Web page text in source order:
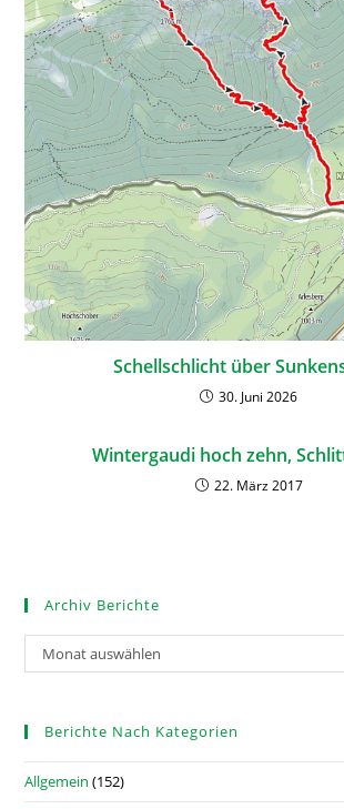
Schellschlicht über
30. Juni 2026
Wintergaudi hoch zehn,
22. März 2017
Archiv Berichte
Monat auswählen
Berichte Nach Kategorien
Allgemein (152)